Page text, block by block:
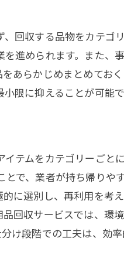
収
せる方法
ポイント
回収する品物をカテゴ
進められます。また、
あらかじめまとめてお
限に抑えることが可能で
テムをカテゴリーごと
で、業者が持ち帰りや
に選別し、再利用を考
回収サービスでは、環
け段階での工夫は、効